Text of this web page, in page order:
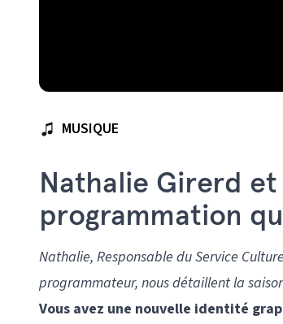
MUSIQUE
Nathalie Girerd
programmation
Nathalie, Responsable du Service
programmateur, nous détaillent la
Vous avez une nouvelle identité